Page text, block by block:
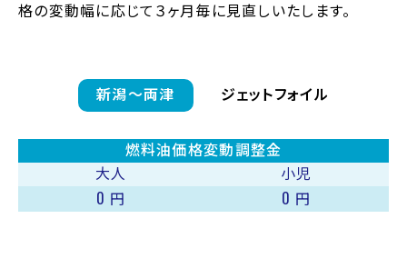
格の変動幅に応じて３ヶ月毎に見直しいたします。
新潟〜両津 ジェットフォイル
燃料油価格変動調整金
大人
小児
0 円 0 円